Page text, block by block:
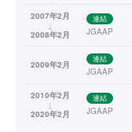
2007年2月
↓
2008年2月
連結
JGAAP
2009年2月
連結
JGAAP
2010年2月
↓
2020年2月
連結
JGAAP